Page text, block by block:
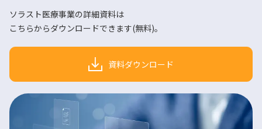
ソラスト医療事業の詳細資料は
こちらからダウンロードできます(無料)。
資料ダウンロード